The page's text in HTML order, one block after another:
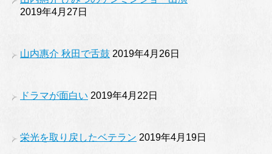
2019年4月27日
山内惠介 秋田で舌鼓 2019年4月26日
ドラマが面白い 2019年4月22日
栄光を取り戻したベテラン 2019年4月19日